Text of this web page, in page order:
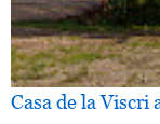
Casa de la